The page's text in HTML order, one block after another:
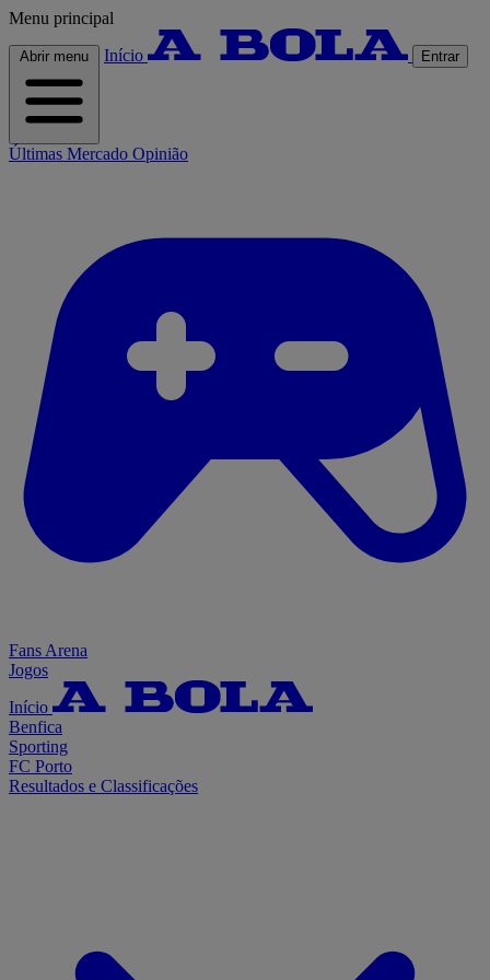
Menu principal
Abrir menu Início Entrar
Últimas Mercado Opinião
Fans Arena
Jogos
Início
Benfica
Sporting
FC Porto
Resultados e Classificações